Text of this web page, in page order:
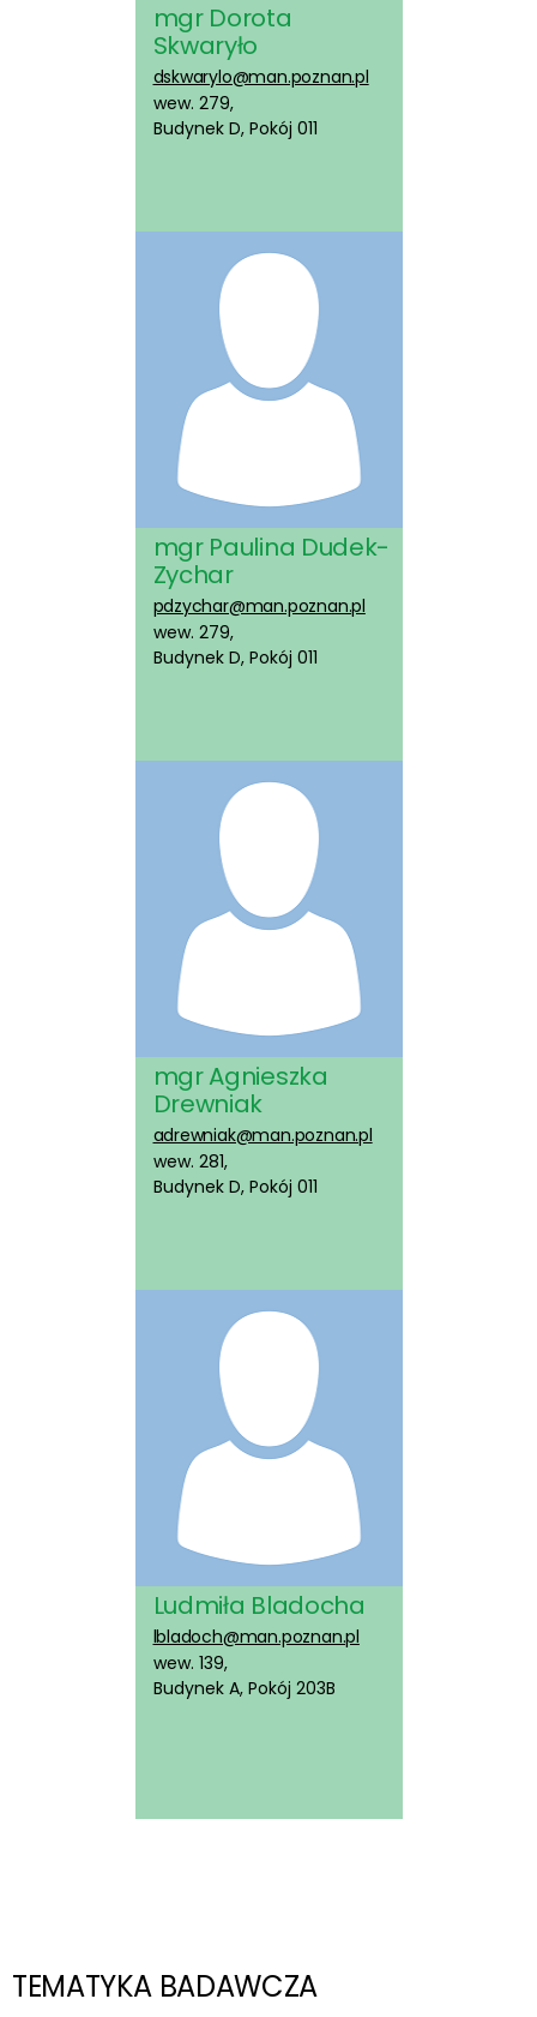
mgr Dorota
Skwaryło
dskwarylo@man.poznan.pl
wew. 279,
Budynek D, Pokój 011
mgr Paulina Dudek-
Zychar
pdzychar@man.poznan.pl
wew. 279,
Budynek D, Pokój 011
mgr Agnieszka
Drewniak
adrewniak@man.poznan.pl
wew. 281,
Budynek D, Pokój 011
Ludmiła Bladocha
lbladoch@man.poznan.pl
wew. 139,
Budynek A, Pokój 203B
TEMATYKA BADAWCZA